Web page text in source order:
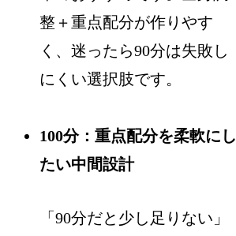
整＋重点配分が作りやす
く、迷ったら90分は失敗し
にくい選択肢です。
100分：重点配分を柔軟にし
たい中間設計
「90分だと少し足りない」